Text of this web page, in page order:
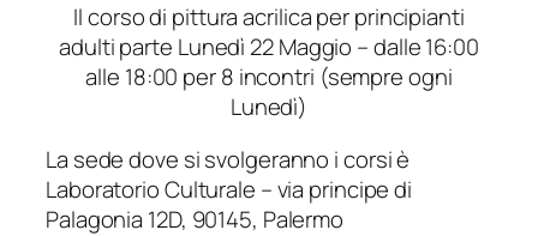
Il corso di pittura acrilica per principianti
adulti parte Lunedì 22 Maggio – dalle 16:00
alle 18:00 per 8 incontri (sempre ogni
Lunedì)
La sede dove si svolgeranno i corsi è
Laboratorio Culturale – via principe di
Palagonia 12D, 90145, Palermo